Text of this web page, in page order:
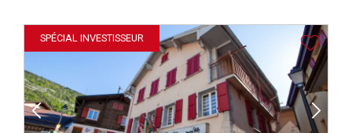
SPÉCIAL INVESTISSEUR